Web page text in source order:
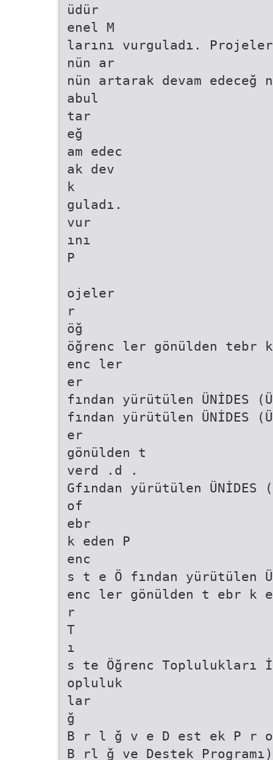
üdür
enel M
larını vurguladı.
nün ar
nün artarak devam edeceğ
abul
tar
eğ
am edec
ak dev
k
guladı.
vur
ını
P
ojeler
r
öğ
öğrenc ler gönülden tebr
enc ler
er
fından yürütülen ÜNİDES
fından yürütülen ÜNİDES
er
gönülden t
verd .d .
Gfından yürütülen ÜNİDES
of
ebr
k eden P
enc
s t e Ö fından yürütülen
enc ler gönülden t ebr k
r
T
ı
s te Öğrenc Toplulukları
opluluk
lar
ğ
B r l ğ v e D est ek P r
B rl ğ ve Destek